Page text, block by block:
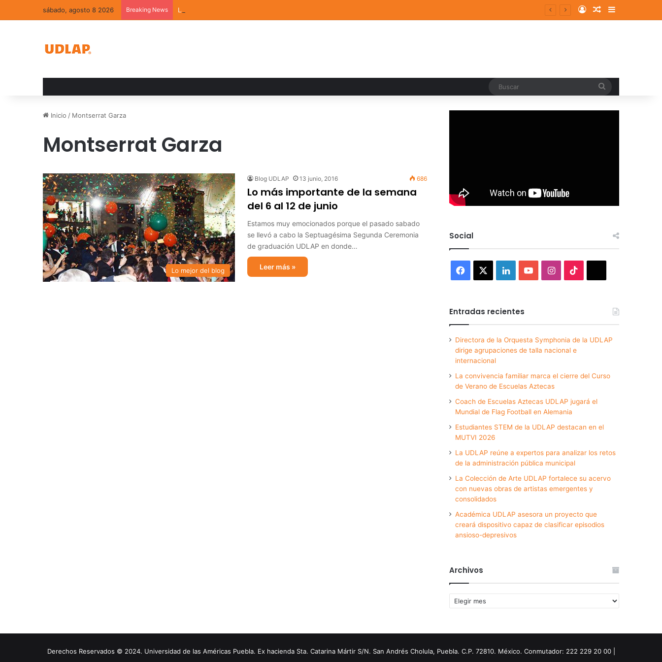
sábado, agosto 8 2026 Breaking News La convivencia familiar marca el cierre del Curso de Verano de Escuelas Aztecas Log InRandom Article
Sidebar
Inicio / Montserrat Garza
Montserrat Garza
Lo mejor del blog
Blog UDLAP 13 junio, 2016 686
Lo más importante de la semana
del 6 al 12 de junio
Estamos muy emocionados porque el pasado sabado
se llevó a cabo la Septuagésima Segunda Ceremonia
de graduación UDLAP en donde…
Leer más »
Social
Facebook LinkedInYouTubeInstagram
Entradas recientes
Directora de la Orquesta Symphonia de la UDLAP
dirige agrupaciones de talla nacional e
internacional
La convivencia familiar marca el cierre del Curso
de Verano de Escuelas Aztecas
Coach de Escuelas Aztecas UDLAP jugará el
Mundial de Flag Football en Alemania
Estudiantes STEM de la UDLAP destacan en el
MUTVI 2026
La UDLAP reúne a expertos para analizar los retos
de la administración pública municipal
La Colección de Arte UDLAP fortalece su acervo
con nuevas obras de artistas emergentes y
consolidados
Académica UDLAP asesora un proyecto que
creará dispositivo capaz de clasificar episodios
ansioso-depresivos
Archivos
Archivos
Derechos Reservados © 2024. Universidad de las Américas Puebla. Ex hacienda Sta. Catarina Mártir S/N. San Andrés Cholula, Puebla. C.P. 72810. México. Conmutador: 222 229 20 00 |